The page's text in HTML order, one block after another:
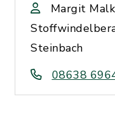
Margit
Steinbach
08638